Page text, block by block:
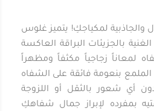
والجاذبية لمكياجكِ! يتميز غلوس
الغنية بالجزيئات البراقة العاكسة
لمعاناً زجاجياً مكثفاً ومظهراً
الملمع بنعومة فائقة على الشفاه
دون أي شعور بالثقل أو اللزوجة
بمفرده لإبراز جمال شفاهكِ